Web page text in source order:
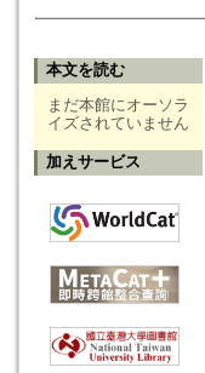
本文を読む
まだ本館にオーソラ
イズされていません
加えサービス